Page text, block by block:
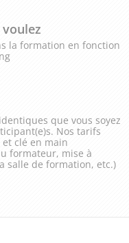
la formation en fonction
que vous soyez
Nos tarifs
clé en main
formateur, mise à
salle de formation, etc.)